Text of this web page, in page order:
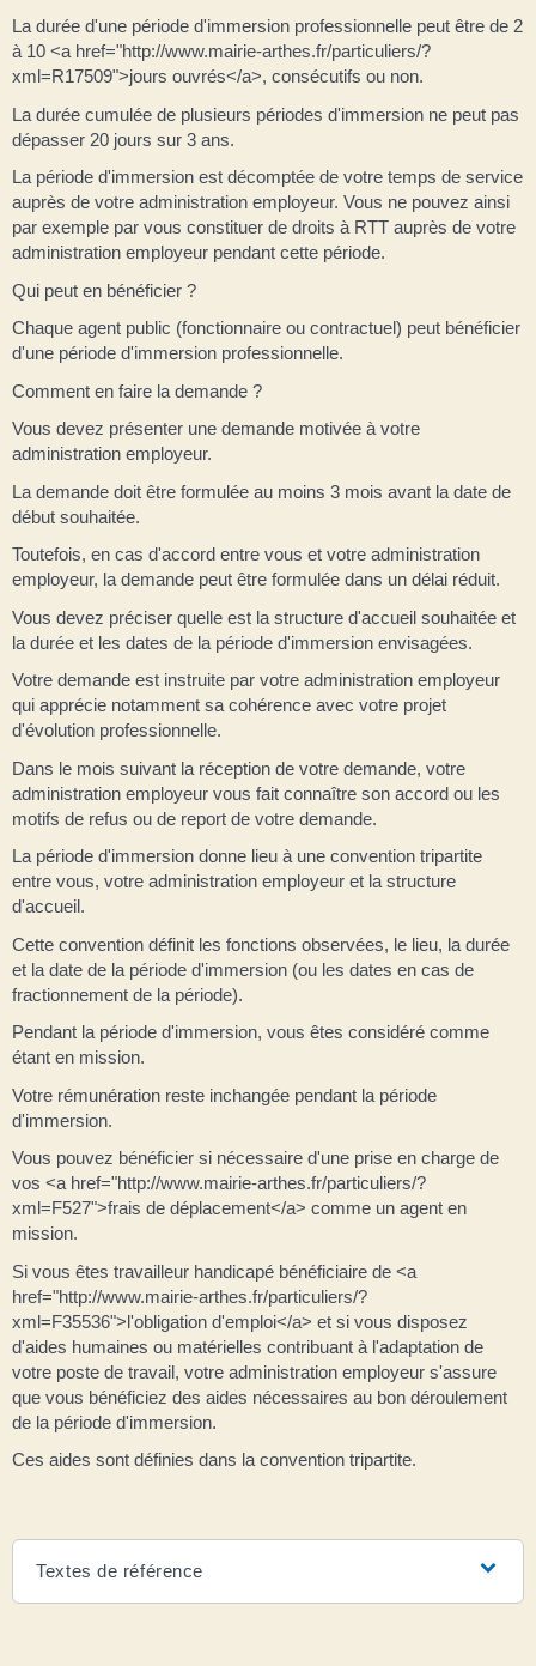
La durée d'une période d'immersion professionnelle peut être de 2
à 10 <a href="http://www.mairie-arthes.fr/particuliers/?
xml=R17509">jours ouvrés</a>, consécutifs ou non.
La durée cumulée de plusieurs périodes d'immersion ne peut pas
dépasser 20 jours sur 3 ans.
La période d'immersion est décomptée de votre temps de service
auprès de votre administration employeur. Vous ne pouvez ainsi
par exemple par vous constituer de droits à RTT auprès de votre
administration employeur pendant cette période.
Qui peut en bénéficier ?
Chaque agent public (fonctionnaire ou contractuel) peut bénéficier
d'une période d'immersion professionnelle.
Comment en faire la demande ?
Vous devez présenter une demande motivée à votre
administration employeur.
La demande doit être formulée au moins 3 mois avant la date de
début souhaitée.
Toutefois, en cas d'accord entre vous et votre administration
employeur, la demande peut être formulée dans un délai réduit.
Vous devez préciser quelle est la structure d'accueil souhaitée et
la durée et les dates de la période d'immersion envisagées.
Votre demande est instruite par votre administration employeur
qui apprécie notamment sa cohérence avec votre projet
d'évolution professionnelle.
Dans le mois suivant la réception de votre demande, votre
administration employeur vous fait connaître son accord ou les
motifs de refus ou de report de votre demande.
La période d'immersion donne lieu à une convention tripartite
entre vous, votre administration employeur et la structure
d'accueil.
Cette convention définit les fonctions observées, le lieu, la durée
et la date de la période d'immersion (ou les dates en cas de
fractionnement de la période).
Pendant la période d'immersion, vous êtes considéré comme
étant en mission.
Votre rémunération reste inchangée pendant la période
d'immersion.
Vous pouvez bénéficier si nécessaire d'une prise en charge de
vos <a href="http://www.mairie-arthes.fr/particuliers/?
xml=F527">frais de déplacement</a> comme un agent en
mission.
Si vous êtes travailleur handicapé bénéficiaire de <a
href="http://www.mairie-arthes.fr/particuliers/?
xml=F35536">l'obligation d'emploi</a> et si vous disposez
d'aides humaines ou matérielles contribuant à l'adaptation de
votre poste de travail, votre administration employeur s'assure
que vous bénéficiez des aides nécessaires au bon déroulement
de la période d'immersion.
Ces aides sont définies dans la convention tripartite.
Textes de référence